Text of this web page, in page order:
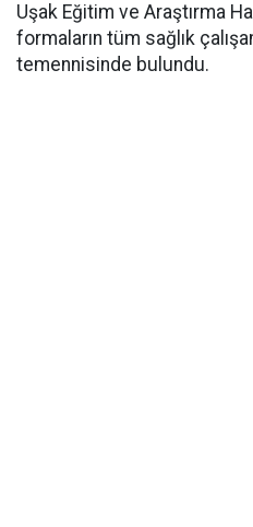
Uşak Eğitim ve Araştırma
formaların tüm sağlık
temennisinde bulundu.